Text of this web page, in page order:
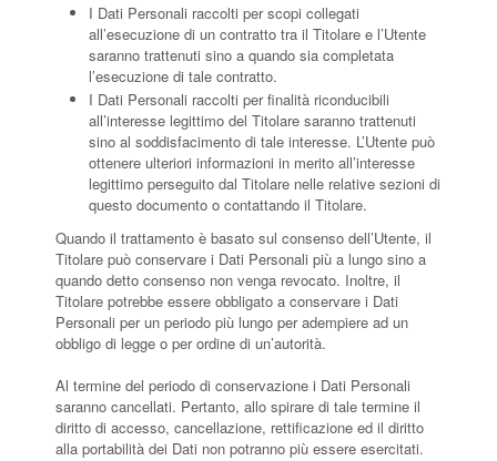
I Dati Personali raccolti per scopi collegati
all’esecuzione di un contratto tra il Titolare e l’Utente
saranno trattenuti sino a quando sia completata
l’esecuzione di tale contratto.
I Dati Personali raccolti per finalità riconducibili
all’interesse legittimo del Titolare saranno trattenuti
sino al soddisfacimento di tale interesse. L’Utente può
ottenere ulteriori informazioni in merito all’interesse
legittimo perseguito dal Titolare nelle relative sezioni di
questo documento o contattando il Titolare.
Quando il trattamento è basato sul consenso dell’Utente, il
Titolare può conservare i Dati Personali più a lungo sino a
quando detto consenso non venga revocato. Inoltre, il
Titolare potrebbe essere obbligato a conservare i Dati
Personali per un periodo più lungo per adempiere ad un
obbligo di legge o per ordine di un’autorità.
Al termine del periodo di conservazione i Dati Personali
saranno cancellati. Pertanto, allo spirare di tale termine il
diritto di accesso, cancellazione, rettificazione ed il diritto
alla portabilità dei Dati non potranno più essere esercitati.